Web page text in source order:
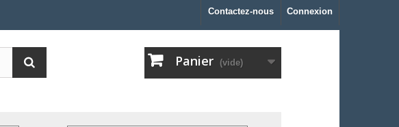
Connexion
Contactez-nous
Panier (vide)